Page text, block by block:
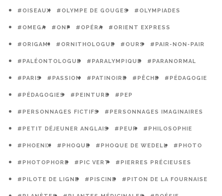
#OISEAUX #OLYMPE DE GOUGES #OLYMPIADES
#OMEGA #ONF #OPÉRA #ORIENT EXPRESS
#ORIGAMI #ORNITHOLOGUE #OURS #PAIR-NON-PAIR
#PALÉONTOLOGUE #PARALYMPIQUE #PARANORMAL
#PARIS #PASSION #PATINOIRE #PÊCHE #PÉDAGOGIE
#PÉDAGOGIES #PEINTURE #PEP
#PERSONNAGES FICTIFS #PERSONNAGES IMAGINAIRES
#PETIT DÉJEUNER ANGLAIS #PEUR #PHILOSOPHIE
#PHOENIX #PHOQUE #PHOQUE DE WEDELL #PHOTO
#PHOTOPHORE #PIC VERT #PIERRES PRÉCIEUSES
#PILOTE DE LIGNE #PISCINE #PITON DE LA FOURNAISE